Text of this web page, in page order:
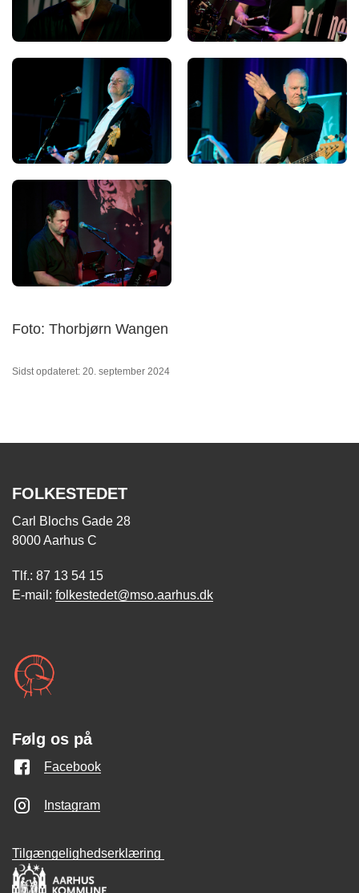
Foto: Thorbjørn Wangen
Sidst opdateret: 20. september 2024
FOLKESTEDET
Carl Blochs Gade 28
8000 Aarhus C
Tlf.: 87 13 54 15
E-mail: folkestedet@mso.aarhus.dk
Følg os på
Facebook
Instagram
Tilgængelighedserklæring